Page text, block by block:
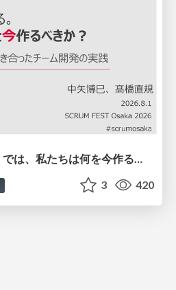
AIは実装を速くする。では、私たちは何を今作るべきか？－立場を越えてリリースに向き合ったチーム開発の実践 / 20260801 Hiromi Nakaya and Naoki Takahashi
3 420